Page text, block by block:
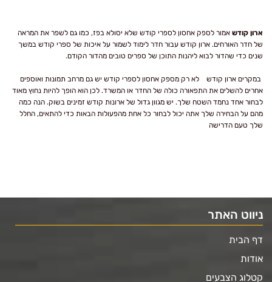
ארון קודש אמור לספק אחסון לספרי קודש שלא יסולא בפז, כמו גם לשפר את המראה
של חדר האורחים. ארון קודש עבור חדר לימוד לשמור על איכות של ספרי קודש במשך
שנים כדי שהדור לבוא ליהנות התוכן של ספרים טובים מהדור הקודם.
במקרים ארון קודש
לא רק מספק אחסון לספרי קודש יש גם מרחב תמונות ואוספים
אחרים להשלים את התפאורה כולה של החדר או המשרד. לכן הוא הופך להיות נחוץ מאוד
לבחור אחד נחמד השטח שלך. יש מגוון גדול של ארונות קודש זמינים בשוק. הנה כמה
מהם על הבחירה שלך אתה יכול לבחור כל אחת מהפעולות הבאות כדי להתאים, החלל
שלך טעם הדרישה
ניווט האתר
דף הבית
אודות
קטלוג הצבעים